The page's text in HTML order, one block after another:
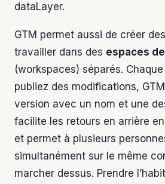
dataLayer.
GTM permet aussi de créer des
travailler dans des espaces
(workspaces) séparés.
publiez des modifications,
version avec un nom et une
facilite les retours en arrière
et permet à plusieurs
simultanément sur le même
marcher dessus. Prendre